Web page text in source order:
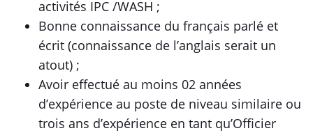
activités IPC /WASH ;
Bonne connaissance du français parlé et
écrit (connaissance de l’anglais serait un
atout) ;
Avoir effectué au moins 02 années
d’expérience au poste de niveau similaire ou
trois ans d’expérience en tant qu’Officier